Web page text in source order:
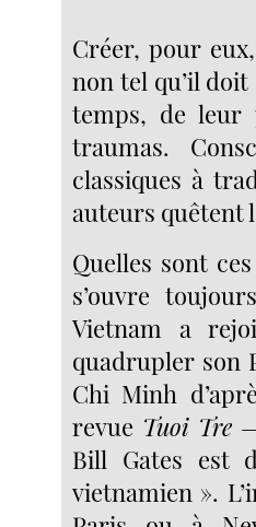
Créer, pour
non tel qu’il
temps, de leur
traumas.
classiques à
auteurs quêtent
Quelles sont
s’ouvre
Vietnam a
quadrupler son
Chi Minh
revue Tuoi Tre –
Bill Gates est
vietnamien ».